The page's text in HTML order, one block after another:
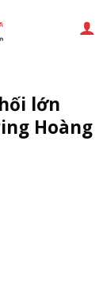
lớn
Hoàng